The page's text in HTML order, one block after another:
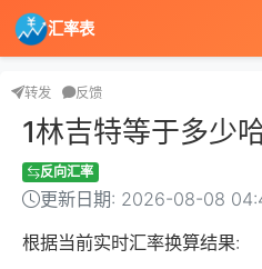
汇率表
转发 反馈
1林吉特等于多少
反向汇率
更新日期: 2026-08-08
根据当前实时汇率换算结果: